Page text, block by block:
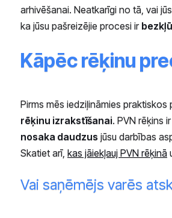
arhivēšanai. Neatkarīgi no tā, vai
ka jūsu pašreizējie procesi ir
Kāpēc rēķinu
Pirms mēs iedziļināmies
rēķinu izrakstīšanai. PVN rēķins
nosaka daudzus jūsu darbības
Skatiet arī, kas jāiekļauj PVN rēķinā
Vai saņēmējs varēs